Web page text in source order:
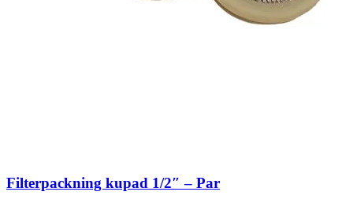
Filterpackning kupad 1/2″ – Par